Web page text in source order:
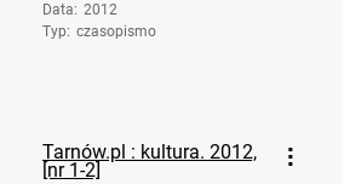
Data: 2012
Typ: czasopismo
Tarnów.pl : kultura. 2012,
[nr 1-2]